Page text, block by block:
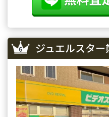
ジュエルスター